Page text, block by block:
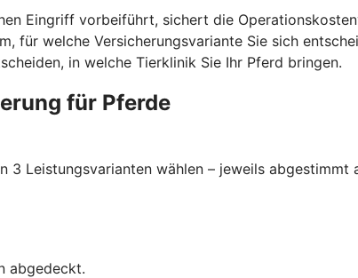
Eingriff vorbeiführt, sichert die
für welche Versicherungsvariante Sie sich
in welche Tierklinik Sie Ihr Pferd bringen.
für Pferde
Leistungsvarianten wählen – jeweils abgestimmt
abgedeckt.